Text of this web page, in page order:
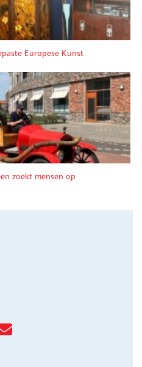
Europese Kunst
zoekt mensen op